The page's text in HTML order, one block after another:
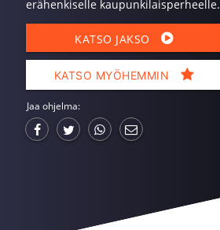
erähenkiselle kaupunkilaisperheelle.
KATSO JAKSO
KATSO MYÖHEMMIN
Jaa ohjelma: